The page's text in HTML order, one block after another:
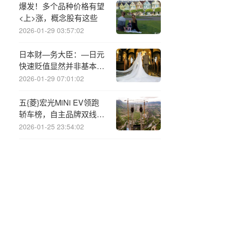
爆发！多个品种价格有望
<上>涨，概念股有这些
2026-01-29 03:57:02
日本财—务大臣：—日元
快速贬值显然并非基本面
驱动
2026-01-29 07:01:02
五{菱}宏光MiNi EV领跑
轿车榜，自主品牌双线突
围丨2025年9月轿车/SUV
2026-01-25 23:54:02